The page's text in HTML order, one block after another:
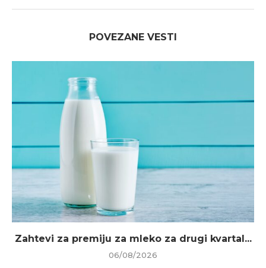
POVEZANE VESTI
Zahtevi za premiju za mleko za drugi kvartal...
06/08/2026